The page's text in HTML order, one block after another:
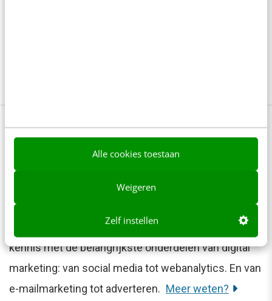
Alle cookies toestaan
Weigeren
Zelf instellen
De basis van online marketing in 2
dagen [training]
De groten (en minder groten) der aarde weten het:
zonder marketingstrategie geen online succes.
Maak tijdens de training Online marketing (basis)
kennis met de belangrijkste onderdelen van digital
marketing: van social media tot webanalytics. En van
e-mailmarketing tot adverteren. Meer weten?